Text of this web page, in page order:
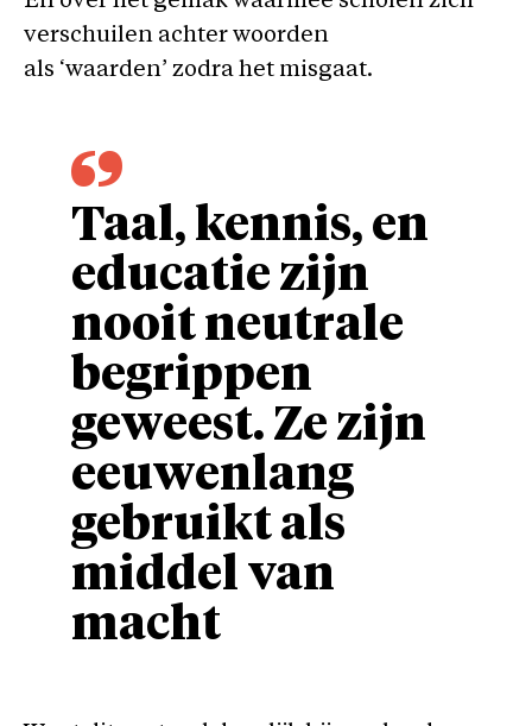
verschuilen achter woorden
als ‘waarden’ zodra het misgaat.
Taal, kennis, en
educatie zijn
nooit neutrale
begrippen
geweest. Ze zijn
eeuwenlang
gebruikt als
middel van
macht